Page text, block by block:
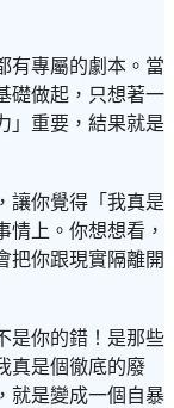
有專屬的劇本。當
礎做起，只想著一
」重要，結果就是
讓你覺得「我真是
上。你想想看，
把你跟現實隔離開
是你的錯！是那些
真是個徹底的廢
就是變成一個自暴